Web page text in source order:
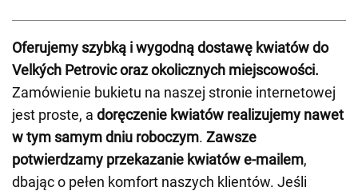
Oferujemy szybką i wygodną dostawę kwiatów do
Velkých Petrovic oraz okolicznych miejscowości.
Zamówienie bukietu na naszej stronie internetowej
jest proste, a doręczenie kwiatów realizujemy nawet
w tym samym dniu roboczym. Zawsze
potwierdzamy przekazanie kwiatów e-mailem,
dbając o pełen komfort naszych klientów. Jeśli